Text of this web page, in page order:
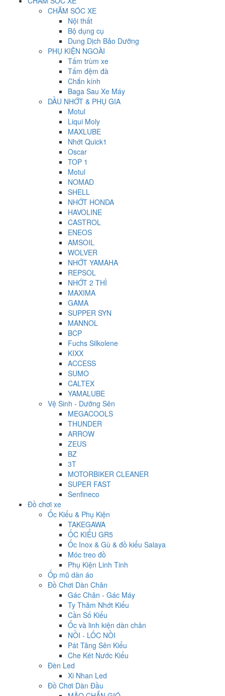
CHĂM SÓC XE
Nội thất
Bộ dụng cụ
Dung Dịch Bảo Dưỡng
PHỤ KIỆN NGOÀI
Tấm trùm xe
Tấm đệm đà
Chắn kính
Baga Sau Xe Máy
DẦU NHỚT & PHỤ GIA
Motul
Liqui Moly
MAXLUBE
Nhớt Quick1
Oscar
TOP 1
Motul
NOMAD
SHELL
NHỚT HONDA
HAVOLINE
CASTROL
ENEOS
AMSOIL
WOLVER
NHỚT YAMAHA
REPSOL
NHỚT 2 THÌ
MAXIMA
GAMA
SUPPER SYN
MANNOL
BCP
Fuchs Silkolene
KIXX
ACCESS
SUMO
CALTEX
YAMALUBE
Vệ Sinh - Dưỡng Sên
MEGACOOLS
THUNDER
ARROW
ZEUS
BZ
3T
MOTORBIKER CLEANER
SUPER FAST
Senfineco
Đồ chơi xe
Ốc Kiểu & Phụ Kiện
TAKEGAWA
ỐC KIỂU GR5
Ốc Inox & Gù & đồ kiểu Salaya
Móc treo đồ
Phụ Kiện Linh Tinh
Ốp mũ dàn áo
Đồ Chơi Dàn Chân
Gác Chân - Gác Máy
Ty Thăm Nhớt Kiểu
Cần Số Kiểu
Ốc và linh kiện dàn chân
NỒI - LỐC NỒI
Pát Tăng Sên Kiểu
Che Két Nước Kiểu
Đèn Led
Xi Nhan Led
Đồ Chơi Dàn Đầu